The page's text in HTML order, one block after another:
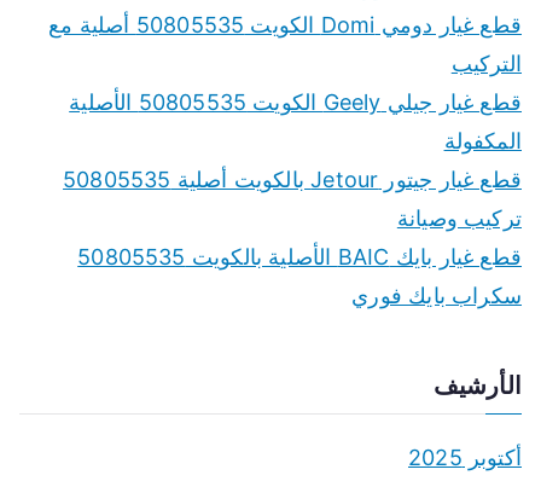
قطع غيار دومي Domi الكويت 50805535 أصلية مع
التركيب
قطع غيار جيلي Geely الكويت 50805535 الأصلية
المكفولة
قطع غيار جيتور Jetour بالكويت أصلية 50805535
تركيب وصيانة
قطع غيار بايك BAIC الأصلية بالكويت 50805535
سكراب بايك فوري
الأرشيف
أكتوبر 2025